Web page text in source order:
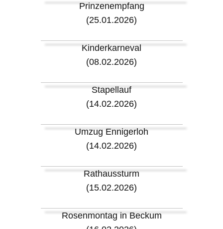
Prinzenempfang
(25.01.2026)
Kinderkarneval
(08.02.2026)
Stapellauf
(14.02.2026)
Umzug Ennigerloh
(14.02.2026)
Rathaussturm
(15.02.2026)
Rosenmontag in Beckum